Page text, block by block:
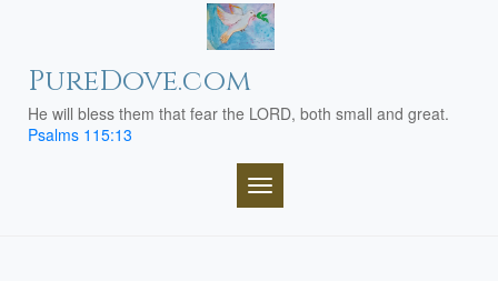
PureDove.com
He will bless them that fear the LORD, both small and great.
Psalms 115:13
TOGGLE NAVIGATION